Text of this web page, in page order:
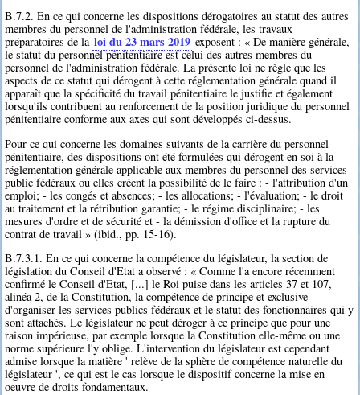
B.7.2. En ce qui concerne les dispositions dérogatoires au statut des autres
membres du personnel de l'administration fédérale, les travaux
préparatoires de la loi du 23 mars 2019 exposent : « De manière générale,
le statut du personnel pénitentiaire est celui des autres membres du
personnel de l'administration fédérale. La présente loi ne règle que les
aspects de ce statut qui dérogent à cette réglementation générale quand il
apparaît que la spécificité du travail pénitentiaire le justifie et également
lorsqu'ils contribuent au renforcement de la position juridique du personnel
pénitentiaire conforme aux axes qui sont développés ci-dessus.
Pour ce qui concerne les domaines suivants de la carrière du personnel
pénitentiaire, des dispositions ont été formulées qui dérogent en soi à la
réglementation générale applicable aux membres du personnel des services
public fédéraux ou elles créent la possibilité de le faire : - l'attribution d'un
emploi; - les congés et absences; - les allocations; - l'évaluation; - le droit
au traitement et la rétribution garantie; - le régime disciplinaire; - les
mesures d'ordre et de sécurité et - la démission d'office et la rupture du
contrat de travail » (ibid., pp. 15-16).
B.7.3.1. En ce qui concerne la compétence du législateur, la section de
législation du Conseil d'Etat a observé : « Comme l'a encore récemment
confirmé le Conseil d'Etat, [...] le Roi puise dans les articles 37 et 107,
alinéa 2, de la Constitution, la compétence de principe et exclusive
d'organiser les services publics fédéraux et le statut des fonctionnaires qui y
sont attachés. Le législateur ne peut déroger à ce principe que pour une
raison impérieuse, par exemple lorsque la Constitution elle-même ou une
norme supérieure l'y oblige. L'intervention du législateur est cependant
admise lorsque la matière ' relève de la sphère de compétence naturelle du
législateur ', ce qui est le cas lorsque le dispositif concerne la mise en
oeuvre de droits fondamentaux.